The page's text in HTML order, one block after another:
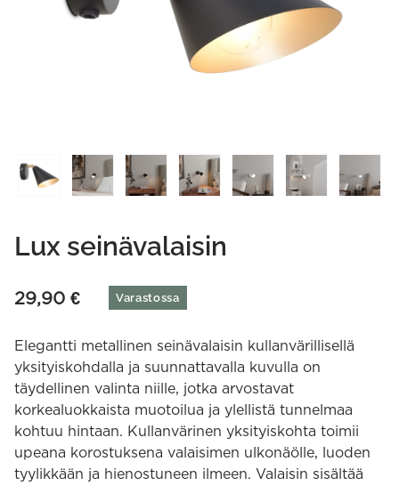
Lux seinävalaisin
29,90 € Varastossa
Elegantti metallinen seinävalaisin kullanvärillisellä
yksityiskohdalla ja suunnattavalla kuvulla on
täydellinen valinta niille, jotka arvostavat
korkealuokkaista muotoilua ja ylellistä tunnelmaa
kohtuu hintaan. Kullanvärinen yksityiskohta toimii
upeana korostuksena valaisimen ulkonäölle, luoden
tyylikkään ja hienostuneen ilmeen. Valaisin sisältää